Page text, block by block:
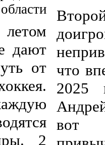
области
дают
от
2
что
2025
вот